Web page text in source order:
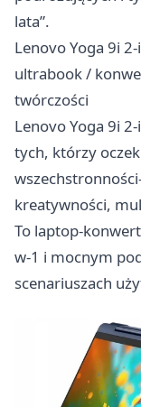
lata”.
Lenovo Yoga 9i
ultrabook /
twórczości
Lenovo Yoga 9i
tych, którzy
kreatywności,
To laptop-
w-1 i mocnym
scenariuszach